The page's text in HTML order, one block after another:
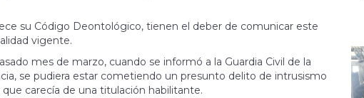
su Código Deontológico, tienen el deber de comunicar este
vigente.
mes de marzo, cuando se informó a la Guardia Civil de la
se pudiera estar cometiendo un presunto delito de intrusismo
carecía de una titulación habilitante.